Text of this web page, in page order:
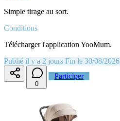
Simple tirage au sort.
Conditions
Télécharger l'application YooMum.
Publié il y a 2 jours Fin le 30/08/2026
0
Participer